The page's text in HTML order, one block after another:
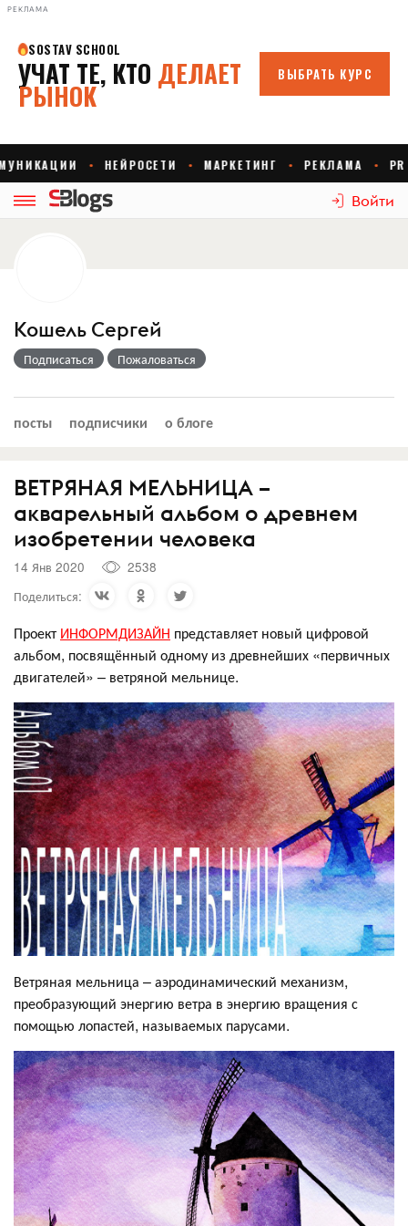
РЕКЛАМА
Войти
Кошель Сергей
Подписаться Пожаловаться
посты подписчики о блоге
ВЕТРЯНАЯ МЕЛЬНИЦА –
акварельный альбом о древнем
изобретении человека
14 Янв 2020
2538
Поделиться:
Проект ИНФОРМДИЗАЙН представляет новый цифровой
альбом, посвящённый одному из древнейших «первичных
двигателей» – ветряной мельнице.
Ветряная мельница – аэродинамический механизм,
преобразующий энергию ветра в энергию вращения с
помощью лопастей, называемых парусами.